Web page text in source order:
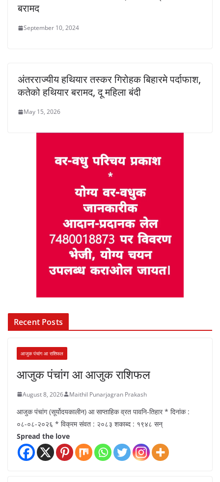
बरामद
September 10, 2024
अंतरराज्यीय हथियार तस्कर गिरोहक बिहारमे पर्दाफाश,
कतेको हथियार बरामद, दू महिला बंदी
May 15, 2026
Recent Posts
आजुक पंचांग आ राशिफल
आजुक पंचांग आ आजुक राशिफल
August 8, 2026 Maithil Punarjagran Prakash
आजुक पंचांग (सूर्योदयकालीन) आ साप्ताहिक व्रत पावनि-तिहार * दिनांक :
०८-०८-२०२६ * विक्रम संवत : २०८३ शकाब्द : १९४८ सन्
Spread the love